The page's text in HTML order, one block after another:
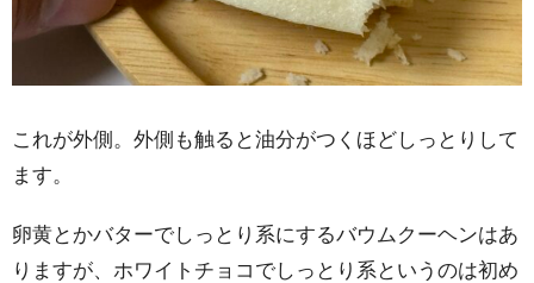
これが外側。外側も触ると油分がつくほどしっとりして
ます。
卵黄とかバターでしっとり系にするバウムクーヘンはあ
りますが、ホワイトチョコでしっとり系というのは初め